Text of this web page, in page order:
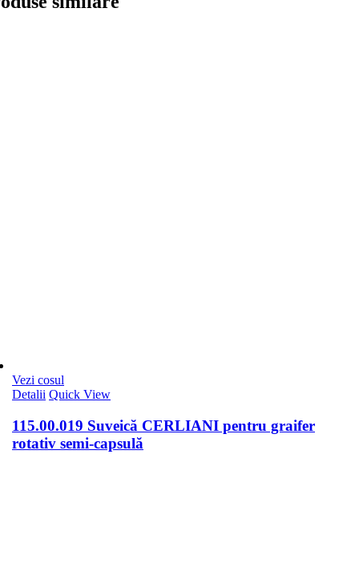
Vezi cosul
Detalii Quick View
115.00.019 Suveică CERLIANI pentru graifer
rotativ semi-capsulă